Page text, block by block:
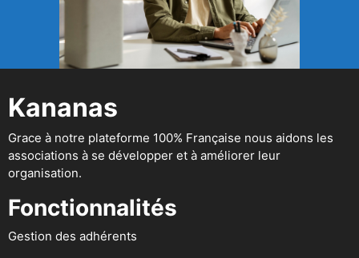
Kananas
Grace à notre plateforme 100% Française nous aidons les
associations à se développer et à améliorer leur
organisation.
Fonctionnalités
Gestion des adhérents